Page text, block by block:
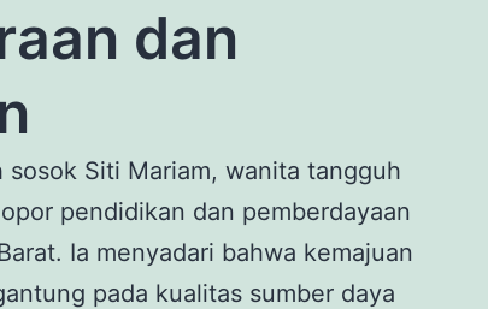
dan
sosok Siti Mariam, wanita tangguh
pendidikan dan pemberdayaan
Ia menyadari bahwa kemajuan
pada kualitas sumber daya